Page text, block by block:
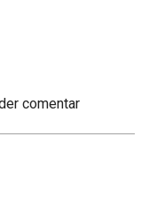
comentar